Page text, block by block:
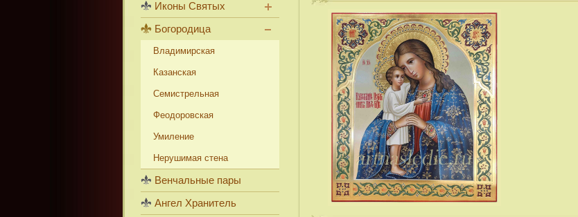
Иконы Святых
Богородица
Владимирская
Казанская
Семистрельная
Феодоровская
Умиление
Нерушимая стена
Венчальные пары
Ангел Хранитель